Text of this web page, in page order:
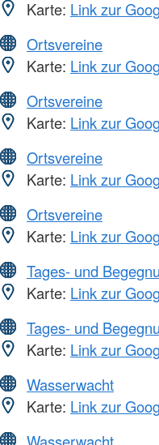
Karte: Link zur
Ortsvereine
Karte: Link zur
Ortsvereine
Karte: Link zur
Ortsvereine
Karte: Link zur
Ortsvereine
Karte: Link zur
Tages- und
Karte: Link zur
Tages- und
Karte: Link zur
Wasserwacht
Karte: Link zur
Wasserwacht